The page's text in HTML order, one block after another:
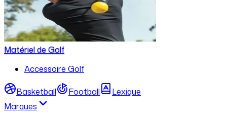
Matériel de Golf
Accessoire Golf
Basketball Football
Lexique
Marques